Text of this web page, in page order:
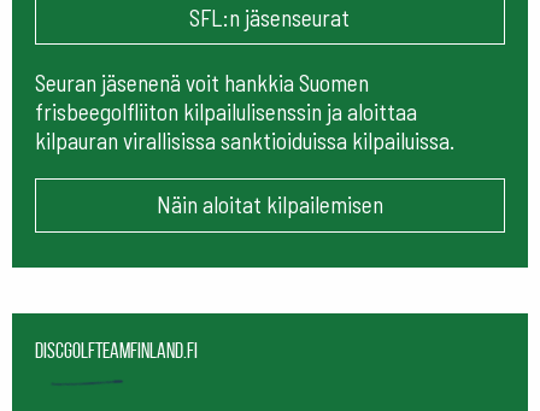
SFL:n jäsenseurat
Seuran jäsenenä voit hankkia Suomen
frisbeegolfliiton kilpailulisenssin ja aloittaa
kilpauran virallisissa sanktioiduissa kilpailuissa.
Näin aloitat kilpailemisen
Discgolfteamfinland.fi